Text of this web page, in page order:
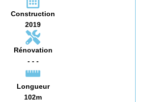
Construction
2019
Rénovation
- - -
Longueur
102m